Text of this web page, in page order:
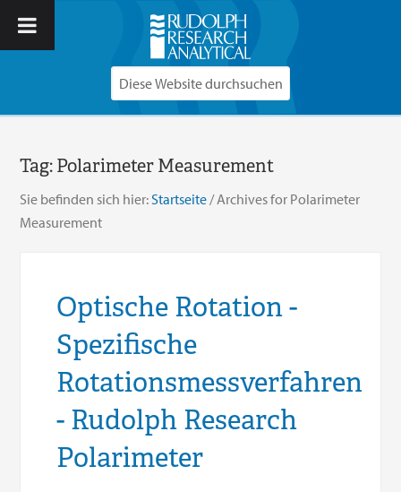
Tag:Polarimeter Measurement
Sie befinden sich hier: Startseite /Archives for Polarimeter
Measurement
Optische Rotation -
Spezifische
Rotationsmessverfahren
- Rudolph Research
Polarimeter